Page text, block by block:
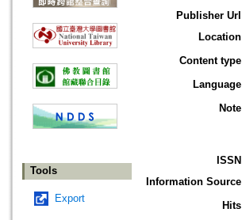
Tools
Export
Publisher Url
Location
Content type
Language
Note
ISSN
Information Source
Hits